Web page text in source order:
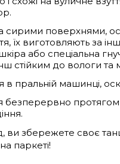
сирими поверхнями,
їх виготовляють за
або спеціальна
стійким до вологи
в пральній машинці,
безперервно
збережете своє
паркеті!